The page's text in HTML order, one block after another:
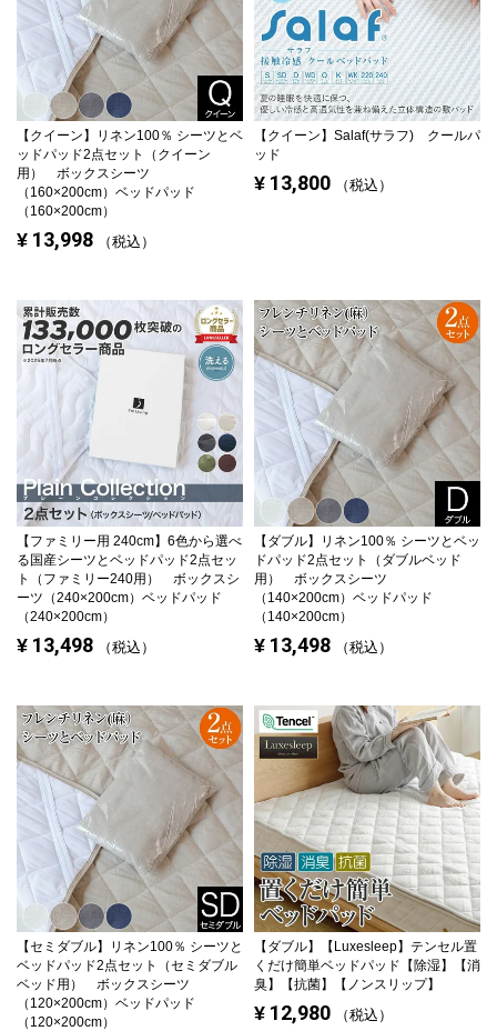
【クイーン】
リネン100％ シーツとベ
ッドパッド2点セット（クイーン
用） ボックスシーツ
（160×200cm）ベッドパッド
（160×200cm）
¥ 13,998 税込
【クイーン】 Salaf(サラフ) クールパ
ッド
¥ 13,800 税込
【ファミリー用 240cm】 6色から選べ
る国産シーツとベッドパッド2点セッ
ト（ファミリー240用） ボックスシ
ーツ（240×200cm）ベッドパッド
（240×200cm）
¥ 13,498 税込
【ダブル】
リネン100％ シーツとベッ
ドパッド2点セット（ダブルベッド
用） ボックスシーツ
（140×200cm）ベッドパッド
（140×200cm）
¥ 13,498 税込
【セミダブル】
リネン100％ シーツと
ベッドパッド2点セット（セミダブル
ベッド用） ボックスシーツ
（120×200cm）ベッドパッド
（120×200cm）
【ダブル】
【Luxesleep】テンセル置
くだけ簡単ベッドパッド【除湿】【消
臭】【抗菌】【ノンスリップ】
¥ 12,980 税込